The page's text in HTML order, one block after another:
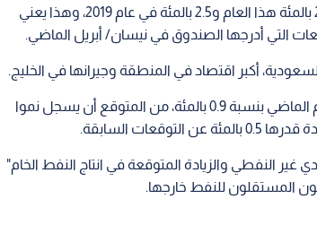
ويتوقع الصندوق الآن نمو الاقتصاد في المنطقة بنسبة 2 بالمئة هذا العام و2.5 بالمئة في عام 2019، وهذا يعني
أكبر اقتصاد في المنطقة وجيرانها في الخليج.
وبحسب الصندوق، فإن اقتصاد الرياض الذي انكمش العام الماضي بنسبة 0.9 بالمئة، من المتوقع أن يسجل نموا
النفطي والزيادة المتوقعة في انتاج النفط الخام"
المستقلون للنفط خارجها.